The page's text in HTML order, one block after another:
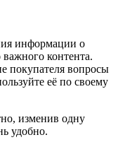
информации о
контента.
покупателя вопросы
её по своему
изменив одну
удобно.